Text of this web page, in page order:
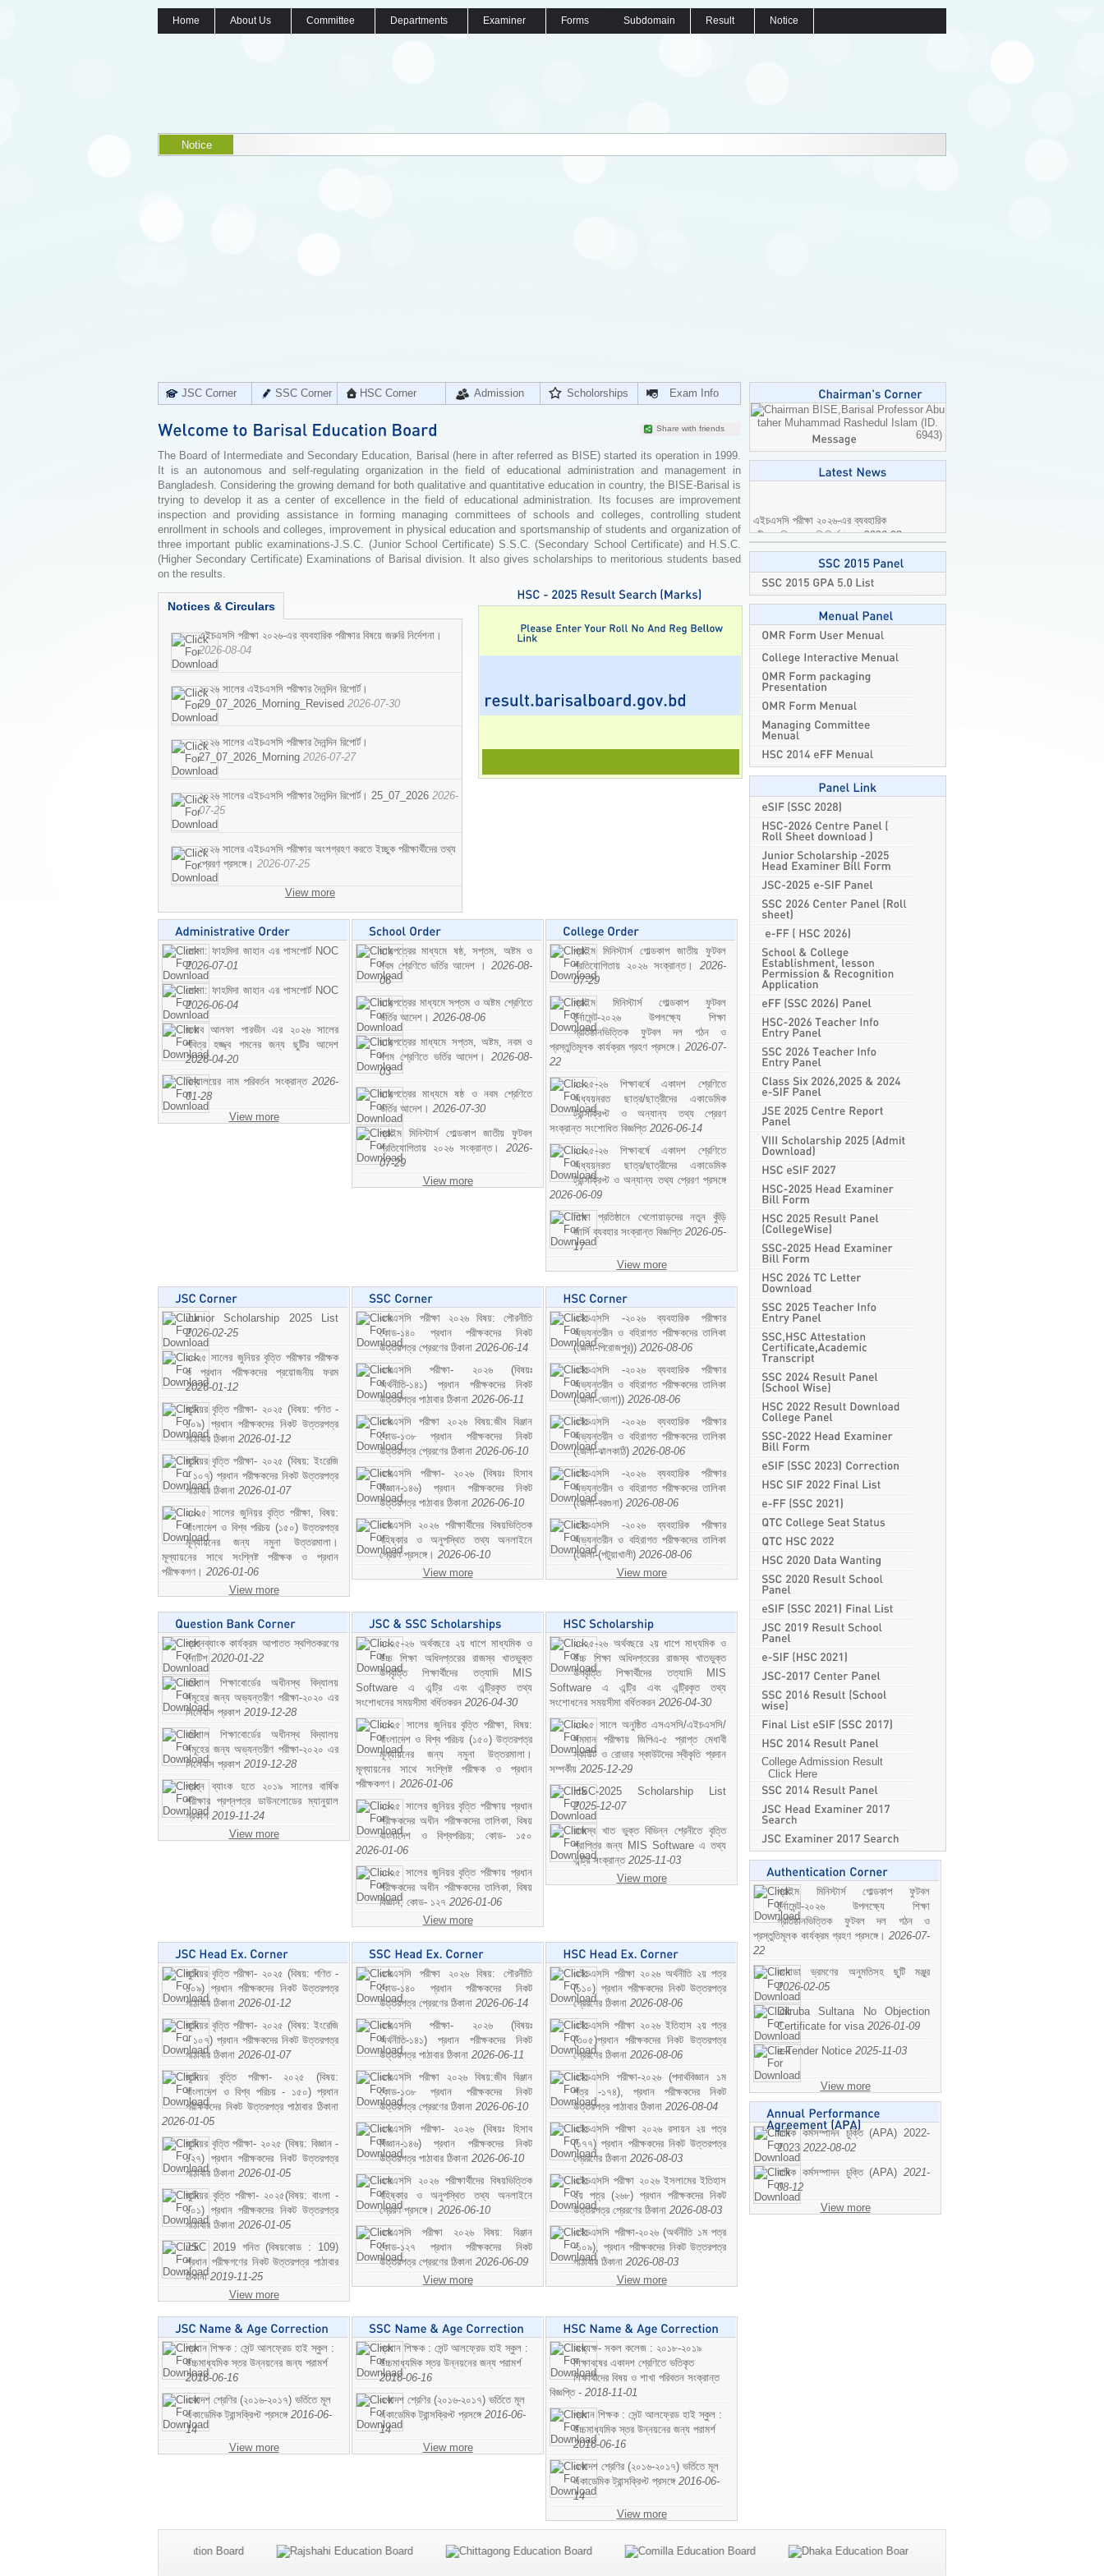
Home About Us Committee Departments Examiner Forms Subdomain Result Notice
Notice
JSC Corner SSC Corner HSC Corner Admission Scholorships Exam Info
Share with friends
The Board of Intermediate and Secondary Education, Barisal (here in after referred as BISE) started its operation in 1999.
It is an autonomous and self-regulating organization in the field of educational administration and management in
Bangladesh. Considering the growing demand for both qualitative and quantitative education in country, the BISE-Barisal is
trying to develop it as a center of excellence in the field of educational administration. Its focuses are improvement
inspection and providing assistance in forming managing committees of schools and colleges, controlling student
enrollment in schools and colleges, improvement in physical education and sportsmanship of students and organization of
three important public examinations-J.S.C. (Junior School Certificate) S.S.C. (Secondary School Certificate) and H.S.C.
(Higher Secondary Certificate) Examinations of Barisal division. It also gives scholarships to meritorious students based
on the results.
Notices & Circulars
এইচএসসি পরীক্ষা ২০২৬-এর ব্যবহারিক পরীক্ষার বিষয়ে জরুরি নির্দেশনা।
2026-08-04
২০২৬ সালের এইচএসসি পরীক্ষার দৈনন্দিন রিপোর্ট।
29_07_2026_Morning_Revised 2026-07-30
২০২৬ সালের এইচএসসি পরীক্ষার দৈনন্দিন রিপোর্ট।
27_07_2026_Morning 2026-07-27
২০২৬ সালের এইচএসসি পরীক্ষার দৈনন্দিন রিপোর্ট। 25_07_2026 2026-
07-25
২০২৬ সালের এইচএসসি পরীক্ষার অংশগ্রহণ করতে ইচ্ছুক পরীক্ষার্থীদের তথ্য
প্রেরণ প্রসঙ্গে। 2026-07-25
View more
মোসা: ফাহমিদা জাহান এর পাসপোর্ট NOC
2026-07-01
মোসা: ফাহমিদা জাহান এর পাসপোর্ট NOC
2026-06-04
জনাব আলফা পারভীন এর ২০২৬ সালের
পবিত্র হজ্জ্ব গমনের জন্য ছুটির আদেশ
2026-04-20
বিদ্যালয়ের নাম পরিবর্তন সংক্রান্ত 2026-
01-28
View more
ছাড়পত্রের মাধ্যমে ষষ্ঠ, সপ্তম, অষ্টম ও
নবম শ্রেণিতে ভর্তির আদেশ । 2026-08-
06
ছাড়পত্রের মাধ্যমে সপ্তম ও অষ্টম শ্রেণিতে
ভর্তির আদেশ। 2026-08-06
ছাড়পত্রের মাধ্যমে সপ্তম, অষ্টম, নবম ও
দশম শ্রেণিতে ভর্তির আদেশ। 2026-08-
03
ছাড়পত্রের মাধ্যমে ষষ্ঠ ও নবম শ্রেণিতে
ভর্তির আদেশ। 2026-07-30
প্রাইম মিনিস্টার্স গোল্ডকাপ জাতীয় ফুটবল
প্রতিযোগিতায় ২০২৬ সংক্রান্ত। 2026-
07-29
View more
প্রাইম মিনিস্টার্স গোল্ডকাপ জাতীয় ফুটবল
প্রতিযোগিতায় ২০২৬ সংক্রান্ত। 2026-
07-29
প্রাইম মিনিস্টার্স গোল্ডকাপ ফুটবল
টুর্নামেন্ট-২০২৬ উপলক্ষ্যে শিক্ষা
প্রতিষ্ঠানভিত্তিক ফুটবল দল গঠন ও
প্রস্তুতিমূলক কার্যক্রম গ্রহণ প্রসঙ্গে। 2026-07-
22
২০২৫-২৬ শিক্ষাবর্ষে একাদশ শ্রেণিতে
অধ্যয়নরত ছাত্র/ছাত্রীদের একাডেমিক
ট্রান্সক্রিপ্ট ও অন্যান্য তথ্য প্রেরণ
সংক্রান্ত সংশোধিত বিজ্ঞপ্তি 2026-06-14
২০২৫-২৬ শিক্ষাবর্ষে একাদশ শ্রেণিতে
অধ্যয়নরত ছাত্র/ছাত্রীদের একাডেমিক
ট্রান্সক্রিপ্ট ও অন্যান্য তথ্য প্রেরণ প্রসঙ্গে
2026-06-09
শিক্ষা প্রতিষ্ঠানে খেলোয়াড়দের নতুন কুঁড়ি
জার্সি ব্যবহার সংক্রান্ত বিজ্ঞপ্তি 2026-05-
17
View more
Junior Scholarship 2025 List
2026-02-25
২০২৫ সালের জুনিয়র বৃত্তি পরীক্ষার পরীক্ষক
ও প্রধান পরীক্ষকদের প্রয়োজনীয় ফরম
2026-01-12
জুনিয়র বৃত্তি পরীক্ষা- ২০২৫ (বিষয়: গণিত -
১০৯) প্রধান পরীক্ষকদের নিকট উত্তরপত্র
পাঠাবার ঠিকানা 2026-01-12
জুনিয়র বৃত্তি পরীক্ষা- ২০২৫ (বিষয়: ইংরেজি
- ১০৭) প্রধান পরীক্ষকদের নিকট উত্তরপত্র
পাঠাবার ঠিকানা 2026-01-07
২০২৫ সালের জুনিয়র বৃত্তি পরীক্ষা, বিষয়:
বাংলাদেশ ও বিশ্ব পরিচয় (১৫০) উত্তরপত্র
মূল্যায়নের জন্য নমুনা উত্তরমালা।
মূল্যায়নের সাথে সংশ্লিষ্ট পরীক্ষক ও প্রধান
পরীক্ষকগণ। 2026-01-06
View more
এসএসসি পরীক্ষা ২০২৬ বিষয়: পৌরনীতি
কোড-১৪০ প্রধান পরীক্ষকদের নিকট
উত্তরপত্র প্রেরণের ঠিকানা 2026-06-14
এসএসসি পরীক্ষা- ২০২৬ (বিষয়ঃ
অর্থনীতি-১৪১) প্রধান পরীক্ষকদের নিকট
উত্তরপত্র পাঠাবার ঠিকানা 2026-06-11
এসএসসি পরীক্ষা ২০২৬ বিষয়:জীব বিঞ্জান
কোড-১৩৮ প্রধান পরীক্ষকদের নিকট
উত্তরপত্র প্রেরণের ঠিকানা 2026-06-10
এসএসসি পরীক্ষা- ২০২৬ (বিষয়ঃ হিসাব
বিজ্ঞান-১৪৬) প্রধান পরীক্ষকদের নিকট
উত্তরপত্র পাঠাবার ঠিকানা 2026-06-10
এসএসসি ২০২৬ পরীক্ষার্থীদের বিষয়ভিত্তিক
বহিষ্কার ও অনুপস্থিত তথ্য অনলাইনে
প্রেরণ প্রসঙ্গে। 2026-06-10
View more
এইচএসসি -২০২৬ ব্যবহারিক পরীক্ষার
অভ্যন্তরীন ও বহিরাগত পরীক্ষকদের তালিকা
(জেলা-পিরোজপুর)) 2026-08-06
এইচএসসি -২০২৬ ব্যবহারিক পরীক্ষার
অভ্যন্তরীন ও বহিরাগত পরীক্ষকদের তালিকা
(জেলা-ভোলা)) 2026-08-06
এইচএসসি -২০২৬ ব্যবহারিক পরীক্ষার
অভ্যন্তরীন ও বহিরাগত পরীক্ষকদের তালিকা
(জেলা-ঝালকাঠি) 2026-08-06
এইচএসসি -২০২৬ ব্যবহারিক পরীক্ষার
অভ্যন্তরীন ও বহিরাগত পরীক্ষকদের তালিকা
(জেলা-বরগুনা) 2026-08-06
এইচএসসি -২০২৬ ব্যবহারিক পরীক্ষার
অভ্যন্তরীন ও বহিরাগত পরীক্ষকদের তালিকা
(জেলা-(পটুয়াখালী) 2026-08-06
View more
প্রশ্নব্যাংক কার্যক্রম আপাতত স্থগিতকরণের
নোটিশ 2020-01-22
বরিশাল শিক্ষাবোর্ডের অধীনস্থ বিদ্যালয়
সমূহের জন্য অভ্যন্তরীণ পরীক্ষা-২০২০ এর
সিলেবাস প্রকাশ 2019-12-28
বরিশাল শিক্ষাবোর্ডের অধীনস্থ বিদ্যালয়
সমূহের জন্য অভ্যন্তরীণ পরীক্ষা-২০২০ এর
সিলেবাস প্রকাশ 2019-12-28
প্রশ্ন ব্যাংক হতে ২০১৯ সালের বার্ষিক
পরীক্ষার প্রশ্নপত্র ডাউনলোডের ম্যানুয়াল
প্রকাশ 2019-11-24
View more
২০২৫-২৬ অর্থবছরে ২য় ধাপে মাধ্যমিক ও
উচ্চ শিক্ষা অধিদপ্তরের রাজস্ব খাতভুক্ত
উপবৃত্তি শিক্ষার্থীদের তত্যাদি MIS
Software এ এন্ট্রি এবং এন্ট্রিকৃত তথ্য
সংশোধনের সময়সীমা বর্ধিতকরন 2026-04-30
২০২৫ সালের জুনিয়র বৃত্তি পরীক্ষা, বিষয়:
বাংলাদেশ ও বিশ্ব পরিচয় (১৫০) উত্তরপত্র
মূল্যায়নের জন্য নমুনা উত্তরমালা।
মূল্যায়নের সাথে সংশ্লিষ্ট পরীক্ষক ও প্রধান
পরীক্ষকগণ। 2026-01-06
২০২৫ সালের জুনিয়র বৃত্তি পরীক্ষায় প্রধান
পরীক্ষকদের অধীন পরীক্ষকদের তালিকা, বিষয়
বাংলাদেশ ও বিশ্বপরিচয়; কোড- ১৫০
2026-01-06
২০২৫ সালের জুনিয়র বৃত্তি পরীক্ষায় প্রধান
পরীক্ষকদের অধীন পরীক্ষকদের তালিকা, বিষয়
বিজ্ঞান; কোড- ১২৭ 2026-01-06
View more
২০২৫-২৬ অর্থবছরে ২য় ধাপে মাধ্যমিক ও
উচ্চ শিক্ষা অধিদপ্তরের রাজস্ব খাতভুক্ত
উপবৃত্তি শিক্ষার্থীদের তত্যাদি MIS
Software এ এন্ট্রি এবং এন্ট্রিকৃত তথ্য
সংশোধনের সময়সীমা বর্ধিতকরন 2026-04-30
২০২৫ সালে অনুষ্ঠিত এসএসসি/এইচএসসি/
সমমান পরীক্ষায় জিপিএ-৫ প্রাপ্ত মেধাবী
স্কাউট ও রোভার স্কাউটদের স্বীকৃতি প্রদান
সম্পর্কীয় 2025-12-29
HSC-2025 Scholarship List
2025-12-07
রাজস্ব খাত ভুক্ত বিভিন্ন শ্রেনীতে বৃত্তি
প্রাপ্তির জন্য MIS Software এ তথ্য
এন্ট্রি সংক্রান্ত 2025-11-03
View more
জুনিয়র বৃত্তি পরীক্ষা- ২০২৫ (বিষয়: গণিত -
১০৯) প্রধান পরীক্ষকদের নিকট উত্তরপত্র
পাঠাবার ঠিকানা 2026-01-12
জুনিয়র বৃত্তি পরীক্ষা- ২০২৫ (বিষয়: ইংরেজি
- ১০৭) প্রধান পরীক্ষকদের নিকট উত্তরপত্র
পাঠাবার ঠিকানা 2026-01-07
জুনিয়র বৃত্তি পরীক্ষা- ২০২৫ (বিষয়:
বাংলাদেশ ও বিশ্ব পরিচয় - ১৫০) প্রধান
পরীক্ষকদের নিকট উত্তরপত্র পাঠাবার ঠিকানা
2026-01-05
জুনিয়র বৃত্তি পরীক্ষা- ২০২৫ (বিষয়: বিজ্ঞান -
১২৭) প্রধান পরীক্ষকদের নিকট উত্তরপত্র
পাঠাবার ঠিকানা 2026-01-05
জুনিয়র বৃত্তি পরীক্ষা- ২০২৫(বিষয়: বাংলা -
১০১) প্রধান পরীক্ষকদের নিকট উত্তরপত্র
পাঠাবার ঠিকানা 2026-01-05
JSC 2019 গনিত (বিষয়কোড : 109)
প্রধান পরীক্ষগণের নিকট উত্তরপত্র পাঠাবার
ঠিকানা2019-11-25
View more
এসএসসি পরীক্ষা ২০২৬ বিষয়: পৌরনীতি
কোড-১৪০ প্রধান পরীক্ষকদের নিকট
উত্তরপত্র প্রেরণের ঠিকানা 2026-06-14
এসএসসি পরীক্ষা- ২০২৬ (বিষয়ঃ
অর্থনীতি-১৪১) প্রধান পরীক্ষকদের নিকট
উত্তরপত্র পাঠাবার ঠিকানা 2026-06-11
এসএসসি পরীক্ষা ২০২৬ বিষয়:জীব বিঞ্জান
কোড-১৩৮ প্রধান পরীক্ষকদের নিকট
উত্তরপত্র প্রেরণের ঠিকানা 2026-06-10
এসএসসি পরীক্ষা- ২০২৬ (বিষয়ঃ হিসাব
বিজ্ঞান-১৪৬) প্রধান পরীক্ষকদের নিকট
উত্তরপত্র পাঠাবার ঠিকানা 2026-06-10
এসএসসি ২০২৬ পরীক্ষার্থীদের বিষয়ভিত্তিক
বহিষ্কার ও অনুপস্থিত তথ্য অনলাইনে
প্রেরণ প্রসঙ্গে। 2026-06-10
এসএসসি পরীক্ষা ২০২৬ বিষয়: বিঞ্জান
কোড-১২৭ প্রধান পরীক্ষকদের নিকট
উত্তরপত্র প্রেরণের ঠিকানা 2026-06-09
View more
এইচএসসি পরীক্ষা ২০২৬ অর্থনীতি ২য় পত্র
(১১০) প্রধান পরীক্ষকদের নিকট উত্তরপত্র
প্রেরণের ঠিকানা 2026-08-06
এইচএসসি পরীক্ষা ২০২৬ ইতিহাস ২য় পত্র
(৩০৫)প্রধান পরীক্ষকদের নিকট উত্তরপত্র
প্রেরণের ঠিকানা 2026-08-06
এইচএসসি পরীক্ষা-২০২৬ (পদার্থবিজ্ঞান ১ম
পত্র -১৭৪), প্রধান পরীক্ষকদের নিকট
উত্তরপত্র পাঠাবার ঠিকানা 2026-08-04
এইচএসসি পরীক্ষা ২০২৬ রসায়ন ২য় পত্র
(১৭৭) প্রধান পরীক্ষকদের নিকট উত্তরপত্র
প্রেরণের ঠিকানা 2026-08-03
এইচএসসি পরীক্ষা ২০২৬ ইসলামের ইতিহাস
২য় পত্র (২৬৮) প্রধান পরীক্ষকদের নিকট
উত্তরপত্র প্রেরণের ঠিকানা 2026-08-03
এইচএসসি পরীক্ষা-২০২৬ (অর্থনীতি ১ম পত্র
-১০৯), প্রধান পরীক্ষকদের নিকট উত্তরপত্র
পাঠাবার ঠিকানা 2026-08-03
View more
প্রধান শিক্ষক : সেন্ট আলফ্রেড হাই স্কুল :
উচ্চমাধ্যমিক স্তর উন্নয়নের জন্য পরামর্শ
2016-06-16
একাদশ শ্রেণির (২০১৬-২০১৭) ভর্তিতে মূল
একাডেমিক ট্রান্সক্রিপ্ট প্রসঙ্গে 2016-06-
14
View more
প্রধান শিক্ষক : সেন্ট আলফ্রেড হাই স্কুল :
উচ্চমাধ্যমিক স্তর উন্নয়নের জন্য পরামর্শ
2016-06-16
একাদশ শ্রেণির (২০১৬-২০১৭) ভর্তিতে মূল
একাডেমিক ট্রান্সক্রিপ্ট প্রসঙ্গে 2016-06-
14
View more
অধ্যক্ষ- সকল কলেজ : ২০১৮-২০১৯
শিক্ষাবষের একাদশ শ্রেণিতে ভতিকৃত
শিক্ষাথীদের বিষয় ও শাখা পরিবতন সংক্রান্ত
বিজ্ঞপ্তি - 2018-11-01
প্রধান শিক্ষক : সেন্ট আলফ্রেড হাই স্কুল :
উচ্চমাধ্যমিক স্তর উন্নয়নের জন্য পরামর্শ
2016-06-16
একাদশ শ্রেণির (২০১৬-২০১৭) ভর্তিতে মূল
একাডেমিক ট্রান্সক্রিপ্ট প্রসঙ্গে 2016-06-
14
View more
Professor Abu
taher Muhammad Rashedul Islam (ID.
6943)
পরীক্ষার বিষয়ে জরুরি নির্দেশনা।2026-08-
04
College Admission Result
Click Here
প্রাইম মিনিস্টার্স গোল্ডকাপ ফুটবল
টুর্নামেন্ট-২০২৬ উপলক্ষ্যে শিক্ষা
প্রতিষ্ঠানভিত্তিক ফুটবল দল গঠন ও
প্রস্তুতিমূলক কার্যক্রম গ্রহণ প্রসঙ্গে। 2026-07-
22
কানাডা ভ্রমণের অনুমতিসহ ছুটি মঞ্জুর
2026-02-05
Dilruba Sultana No Objection
Certificate for visa 2026-01-09
e-Tender Notice 2025-11-03
View more
বাষিক কর্মসম্পাদন চুক্তি (APA) 2022-
2023 2022-08-02
বাষিক কর্মসম্পাদন চুক্তি (APA) 2021-
08-12
View more